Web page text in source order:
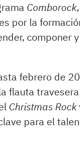
Comborock
por la
componer
febrero de
flauta
Christmas Rock
para el